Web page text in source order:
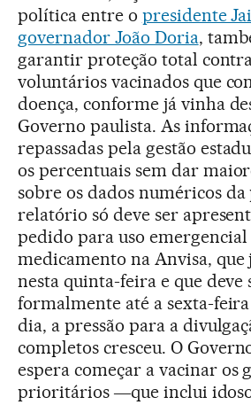
política entre o presidente
governador João Doria,
garantir proteção total
voluntários vacinados que
doença, conforme já vinha
Governo paulista. As
repassadas pela gestão
os percentuais sem dar
sobre os dados numéricos da
relatório só deve ser
pedido para uso emergencial
medicamento na Anvisa,
nesta quinta-feira e que deve
formalmente até a sexta-
dia, a pressão para a
completos cresceu. O
espera começar a vacinar os
prioritários ―que inclui